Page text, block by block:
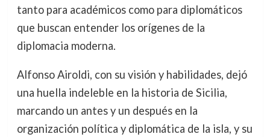
tanto para académicos como para diplomáticos
que buscan entender los orígenes de la
diplomacia moderna.
Alfonso Airoldi, con su visión y habilidades, dejó
una huella indeleble en la historia de Sicilia,
marcando un antes y un después en la
organización política y diplomática de la isla, y su